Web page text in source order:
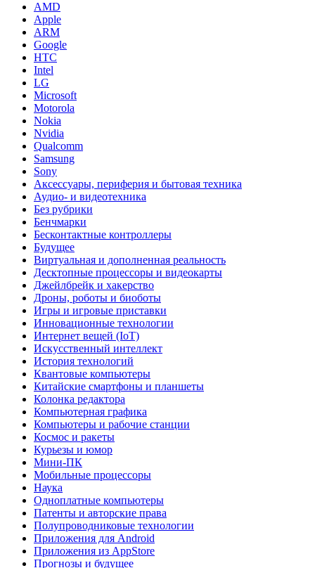
AMD
Apple
ARM
Google
HTC
Intel
LG
Microsoft
Motorola
Nokia
Nvidia
Qualcomm
Samsung
Sony
Аксессуары, периферия и бытовая техника
Аудио- и видеотехника
Без рубрики
Бенчмарки
Бесконтактные контроллеры
Будущее
Виртуальная и дополненная реальность
Десктопные процессоры и видеокарты
Джейлбрейк и хакерство
Дроны, роботы и биоботы
Игры и игровые приставки
Инновационные технологии
Интернет вещей (IoT)
Искусственный интеллект
История технологий
Квантовые компьютеры
Китайские смартфоны и планшеты
Колонка редактора
Компьютерная графика
Компьютеры и рабочие станции
Космос и ракеты
Курьезы и юмор
Мини-ПК
Мобильные процессоры
Наука
Одноплатные компьютеры
Патенты и авторские права
Полупроводниковые технологии
Приложения для Android
Приложения из AppStore
Прогнозы и будущее